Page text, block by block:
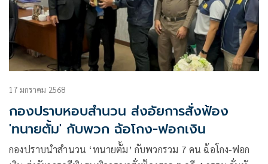
17 มกราคม 2568
กองปราบหอบสำนวน ส่งอัยการสั่งฟ้อง
'ทนายตั้ม' กับพวก ฉ้อโกง-ฟอกเงิน
กองปราบนำสำนวน ‘ทนายตั้ม’ กับพวกรวม 7 คน ฉ้อโกง-ฟอก